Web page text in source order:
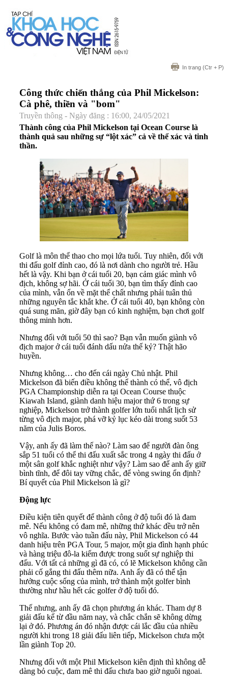
In trang (Ctr + P)
Công thức chiến thắng của Phil Mickelson:
Cà phê, thiền và "bom"
Truyền thông - Ngày đăng : 16:00, 24/05/2021
Thành công của Phil Mickelson tại Ocean Course là
thành quả sau những sự “lột xác” cả về thể xác và tinh
thần.
Golf là môn thể thao cho mọi lứa tuổi. Tuy nhiên, đối với
thi đấu golf đỉnh cao, đó là nơi dành cho người trẻ. Hầu
hết là vậy. Khi bạn ở cái tuổi 20, bạn cảm giác mình vô
địch, không sợ hãi. Ở cái tuổi 30, bạn tìm thấy đỉnh cao
của mình, vẫn ổn về mặt thể chất nhưng phải tuân thủ
những nguyên tắc khắt khe. Ở cái tuổi 40, bạn không còn
quá sung mãn, giờ đây bạn có kinh nghiệm, bạn chơi golf
thông minh hơn.
Nhưng đối với tuổi 50 thì sao? Bạn vẫn muốn giành vô
địch major ở cái tuổi đánh dấu nửa thế kỷ? Thật hão
huyền.
Nhưng không… cho đến cái ngày Chủ nhật. Phil
Mickelson đã biến điều không thể thành có thể, vô địch
PGA Championship diễn ra tại Ocean Course thuộc
Kiawah Island, giành danh hiệu major thứ 6 trong sự
nghiệp, Mickelson trở thành golfer lớn tuổi nhất lịch sử
từng vô địch major, phá vỡ kỷ lục kéo dài trong suốt 53
năm của Julis Boros.
Vậy, anh ấy đã làm thế nào? Làm sao để người đàn ông
sắp 51 tuổi có thể thi đấu xuất sắc trong 4 ngày thi đấu ở
một sân golf khắc nghiệt như vậy? Làm sao để anh ấy giữ
bình tĩnh, để đôi tay vững chắc, để vòng swing ổn định?
Bí quyết của Phil Mickelson là gì?
Động lực
Điều kiện tiên quyết để thành công ở độ tuổi đó là đam
mê. Nếu không có đam mê, những thứ khác đều trở nên
vô nghĩa. Bước vào tuần đấu này, Phil Mickelson có 44
danh hiệu trên PGA Tour, 5 major, một gia đình hạnh phúc
và hàng triệu đô-la kiếm được trong suốt sự nghiệp thi
đấu. Với tất cả những gì đã có, có lẽ Mickelson không cần
phải cố gắng thi đấu thêm nữa. Anh ấy đã có thể tận
hưởng cuộc sống của mình, trở thành một golfer bình
thường như hầu hết các golfer ở độ tuổi đó.
Thế nhưng, anh ấy đã chọn phương án khác. Tham dự 8
giải đấu kể từ đầu năm nay, và chắc chắn sẽ không dừng
lại ở đó. Phương án đó nhận được cái lắc đầu của nhiều
người khi trong 18 giải đấu liên tiếp, Mickelson chưa một
lần giành Top 20.
Nhưng đối với một Phil Mickelson kiên định thì không dễ
dàng bỏ cuộc, đam mê thi đấu chưa bao giờ nguôi ngoai.